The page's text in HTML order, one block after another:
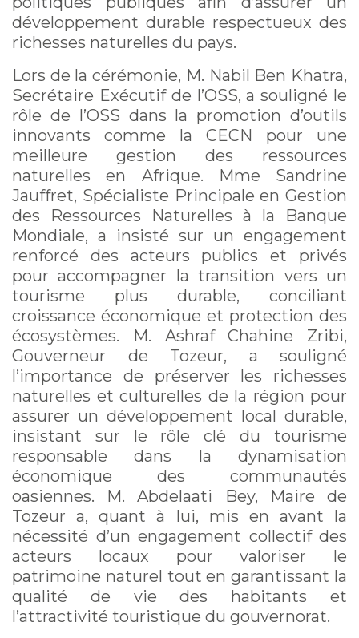
développement durable respectueux des
richesses naturelles du pays.
Lors de la cérémonie, M. Nabil Ben Khatra,
Secrétaire Exécutif de l’OSS, a souligné le
rôle de l’OSS dans la promotion d’outils
innovants comme la CECN pour une
meilleure gestion des ressources
naturelles en Afrique. Mme Sandrine
Jauffret, Spécialiste Principale en Gestion
des Ressources Naturelles à la Banque
Mondiale, a insisté sur un engagement
renforcé des acteurs publics et privés
pour accompagner la transition vers un
tourisme plus durable, conciliant
croissance économique et protection des
écosystèmes. M. Ashraf Chahine Zribi,
Gouverneur de Tozeur, a souligné
l’importance de préserver les richesses
naturelles et culturelles de la région pour
assurer un développement local durable,
insistant sur le rôle clé du tourisme
responsable dans la dynamisation
économique des communautés
oasiennes. M. Abdelaati Bey, Maire de
Tozeur a, quant à lui, mis en avant la
nécessité d’un engagement collectif des
acteurs locaux pour valoriser le
patrimoine naturel tout en garantissant la
qualité de vie des habitants et
l’attractivité touristique du gouvernorat.